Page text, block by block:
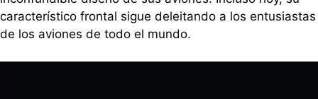
característico frontal sigue deleitando a los entusiastas
de los aviones de todo el mundo.